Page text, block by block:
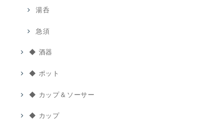
湯呑
急須
◆ 酒器
◆ ポット
◆ カップ＆ソーサー
◆ カップ